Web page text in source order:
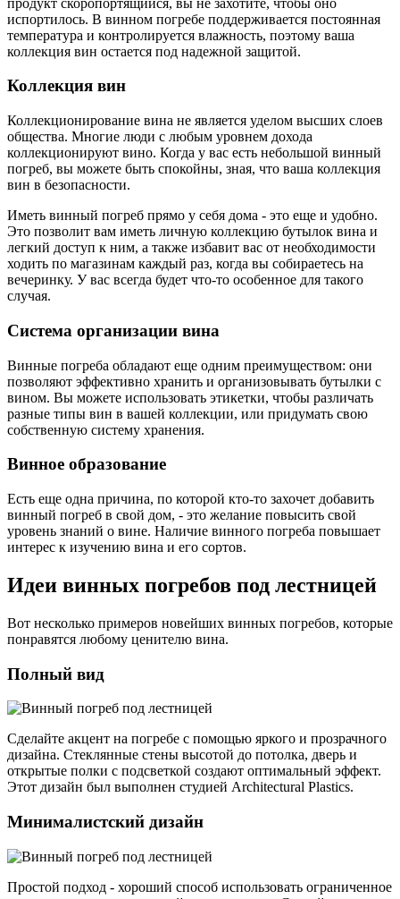
испортилось. В винном погребе поддерживается постоянная
температура и контролируется влажность, поэтому ваша
коллекция вин остается под надежной защитой.
Коллекция вин
Коллекционирование вина не является уделом высших слоев
общества. Многие люди с любым уровнем дохода
коллекционируют вино. Когда у вас есть небольшой винный
погреб, вы можете быть спокойны, зная, что ваша коллекция
вин в безопасности.
Иметь винный погреб прямо у себя дома - это еще и удобно.
Это позволит вам иметь личную коллекцию бутылок вина и
легкий доступ к ним, а также избавит вас от необходимости
ходить по магазинам каждый раз, когда вы собираетесь на
вечеринку. У вас всегда будет что-то особенное для такого
случая.
Система организации вина
Винные погреба обладают еще одним преимуществом: они
позволяют эффективно хранить и организовывать бутылки с
вином. Вы можете использовать этикетки, чтобы различать
разные типы вин в вашей коллекции, или придумать свою
собственную систему хранения.
Винное образование
Есть еще одна причина, по которой кто-то захочет добавить
винный погреб в свой дом, - это желание повысить свой
уровень знаний о вине. Наличие винного погреба повышает
интерес к изучению вина и его сортов.
Идеи винных погребов под лестницей
Вот несколько примеров новейших винных погребов, которые
понравятся любому ценителю вина.
Полный вид
Сделайте акцент на погребе с помощью яркого и прозрачного
дизайна. Стеклянные стены высотой до потолка, дверь и
открытые полки с подсветкой создают оптимальный эффект.
Этот дизайн был выполнен студией Architectural Plastics.
Минималистский дизайн
Простой подход - хороший способ использовать ограниченное